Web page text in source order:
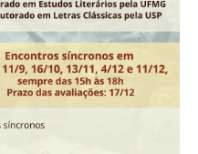
Cidadão - SIC
Trabalhista
- LGPD